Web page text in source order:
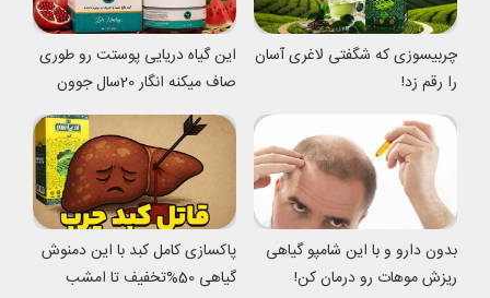
چربیسوزی که شگفتی لاغری آسان
را رقم زد!
این گیاه دریایی پوستت رو طوری
صاف میکنه انگار 20سال جوون
شدی
بدون دارو و با این شامپو گیاهی
ریزش موهات رو درمان کن!
پاکسازی کامل کبد با این دمنوش
گیاهی 50%تخفیف تا امشب